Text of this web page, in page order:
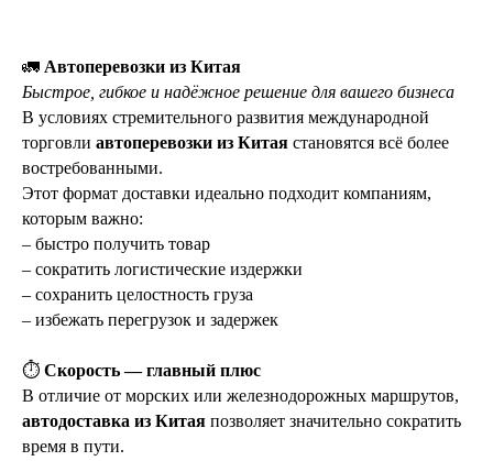
🚛 Автоперевозки из Китая
Быстрое, гибкое и надёжное решение для вашего бизнеса
В условиях стремительного развития международной
торговли автоперевозки из Китая становятся всё более
востребованными.
Этот формат доставки идеально подходит компаниям,
которым важно:
– быстро получить товар
– сократить логистические издержки
– сохранить целостность груза
– избежать перегрузок и задержек
⏱ Скорость — главный плюс
В отличие от морских или железнодорожных маршрутов,
автодоставка из Китая позволяет значительно сократить
время в пути.